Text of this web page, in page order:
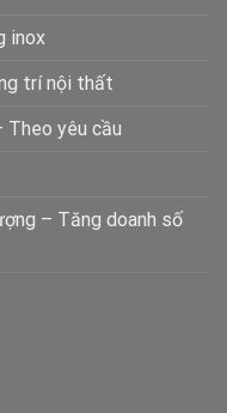
inox
trí nội thất
Theo yêu cầu
– Tăng doanh số